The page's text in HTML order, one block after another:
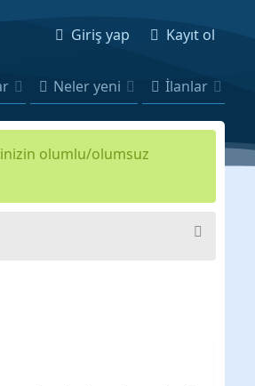
Giriş yap Kayıt ol
Neler yeni İlanlar
olumlu/olumsuz